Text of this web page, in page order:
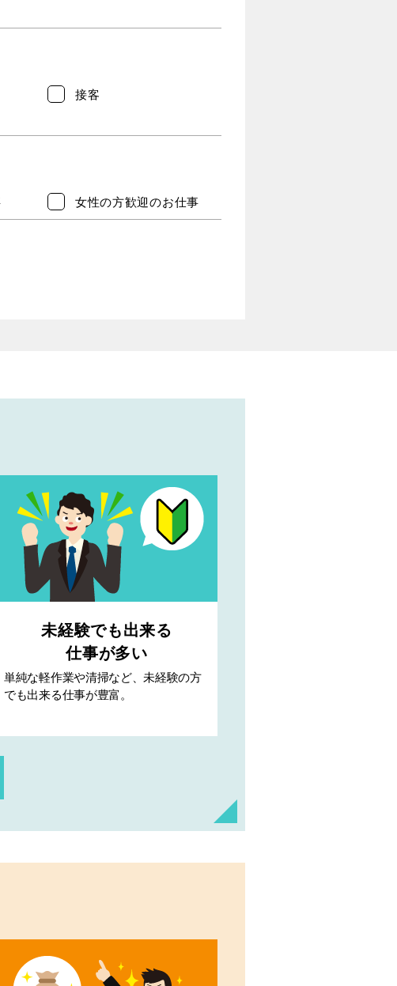
接客
女性の方歓迎のお仕事
未経験でも出来る
仕事が多い
単純な軽作業や清掃など、未経験の方
でも出来る仕事が豊富。